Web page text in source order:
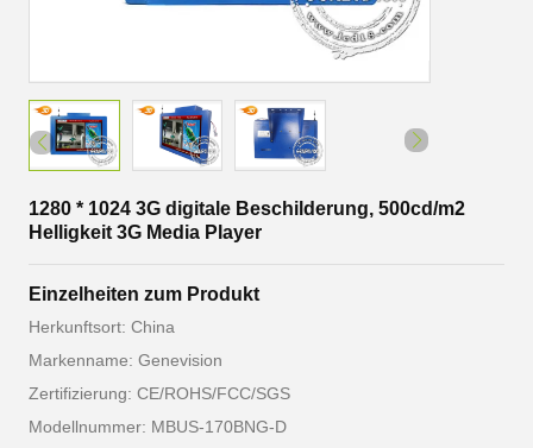
1280 * 1024 3G digitale Beschilderung, 500cd/m2
Helligkeit 3G Media Player
Einzelheiten zum Produkt
Herkunftsort: China
Markenname: Genevision
Zertifizierung: CE/ROHS/FCC/SGS
Modellnummer: MBUS-170BNG-D